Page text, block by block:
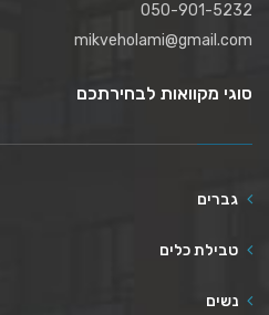
050-901-5232
mikveholami@gmail.com
סוגי מקוואות לבחירתכם
גברים
טבילת כלים
נשים